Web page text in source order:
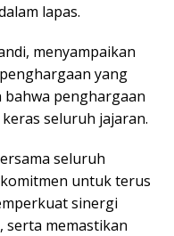
lapas.
menyampaikan
yang
penghargaan
seluruh jajaran.
seluruh
untuk terus
sinergi
serta memastikan